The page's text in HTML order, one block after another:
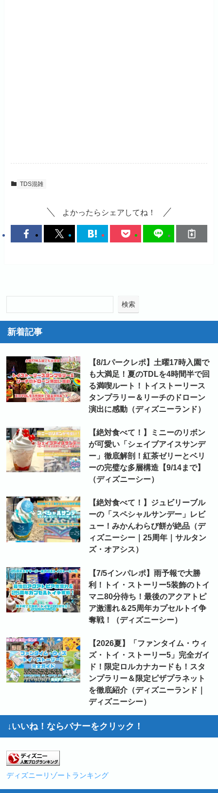
TDS混雑
よかったらシェアしてね！
検索
新着記事
【8/1パークレポ】土曜17時入園で
も大満足！夏のTDLを4時間半で回
る満喫ルート！トイストーリース
タンプラリー＆リーチのドローン
演出に感動（ディズニーランド）
【絶対食べて！】ミニーのリボン
が可愛い「シェイブアイスサンデ
ー」徹底解剖！紅茶ゼリーとベリ
ーの完璧な多層構造【9/14まで】
（ディズニーシー）
【絶対食べて！】ジュビリーブル
ーの「スペシャルサンデー」レビ
ュー！みかんわらび餅が絶品（デ
ィズニーシー｜25周年｜サルタン
ズ・オアシス）
【7/5インパレポ】雨予報で大勝
利！トイ・ストーリー5装飾のトイ
マニ80分待ち！最後のアクアトピ
ア激濡れ＆25周年カプセルトイ争
奪戦！（ディズニーシー）
【2026夏】「ファンタイム・ウィ
ズ・トイ・ストーリー5」完全ガイ
ド！限定ロルカナカードも！スタ
ンプラリー＆限定ピザプラネット
を徹底紹介（ディズニーランド｜
ディズニーシー）
↓いいね！ならバナーをクリック！
ディズニーリゾートランキング